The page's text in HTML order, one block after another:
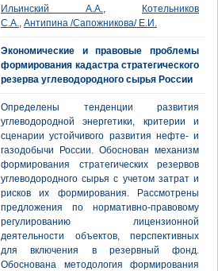
Ильинский А.А.,
Котельников
С.А., Антипина /Сапожникова/ Е.И.
Экономические и правовые проблемы
формирования кадастра стратегического
резерва углеводородного сырья России
Определены тенденции развития
углеводородной энергетики, критерии и
сценарии устойчивого развития нефте- и
газодобычи России. Обоснован механизм
формирования стратегических резервов
углеводородного сырья с учетом затрат и
рисков их формирования. Рассмотрены
предложения по нормативно-правовому
регулированию лицензионной
деятельности объектов, перспективных
для включения в резервный фонд.
Обоснована методология формирования